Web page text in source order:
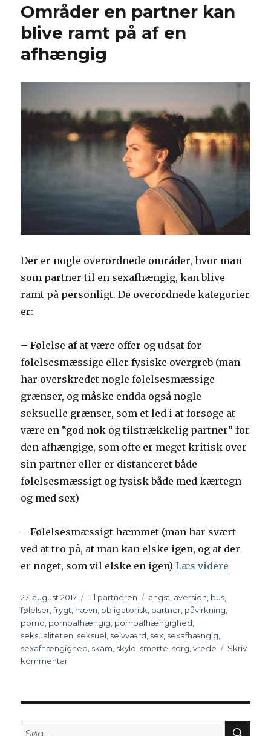
sex
i
Områder en partner kan
blive ramt på af en
afhængig
Der er nogle overordnede områder, hvor man
som partner til en sexafhængig, kan blive
ramt på personligt. De overordnede kategorier
er:
– Følelse af at være offer og udsat for
følelsesmæssige eller fysiske overgreb (man
har overskredet nogle følelsesmæssige
grænser, og måske endda også nogle
seksuelle grænser, som et led i at forsøge at
være en “god nok og tilstrækkelig partner” for
den afhængige, som ofte er meget kritisk over
sin partner eller er distanceret både
følelsesmæssigt og fysisk både med kærtegn
og med sex)
– Følelsesmæssigt hæmmet (man har svært
ved at tro på, at man kan elske igen, og at der
er noget, som vil elske en igen)Læs videre
Udgivet
27. august 2017 Kategorier
Til partneren Tags
angst aversion bus
følelser ,frygt hævn obligatorisk partner påvirkning
porno pornoafhængig pornoafhængighed
seksualiteten seksuel selvværd sex sexafhængig
sexafhængighed skam skyld smerte sorg ,vrede
Skriv
kommentar
blive
Søg